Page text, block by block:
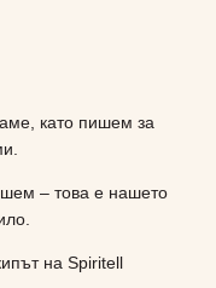
като пишем за
– това е нашето
на Spiritell